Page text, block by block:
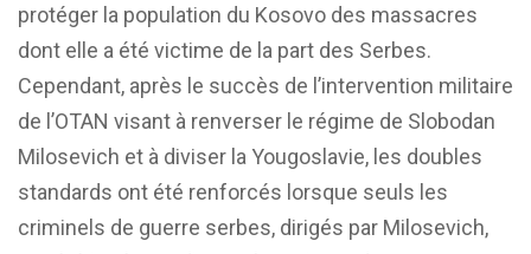
protéger la population du Kosovo des massacres
dont elle a été victime de la part des Serbes.
Cependant, après le succès de l’intervention militaire
de l’OTAN visant à renverser le régime de Slobodan
Milosevich et à diviser la Yougoslavie, les doubles
standards ont été renforcés lorsque seuls les
criminels de guerre serbes, dirigés par Milosevich,